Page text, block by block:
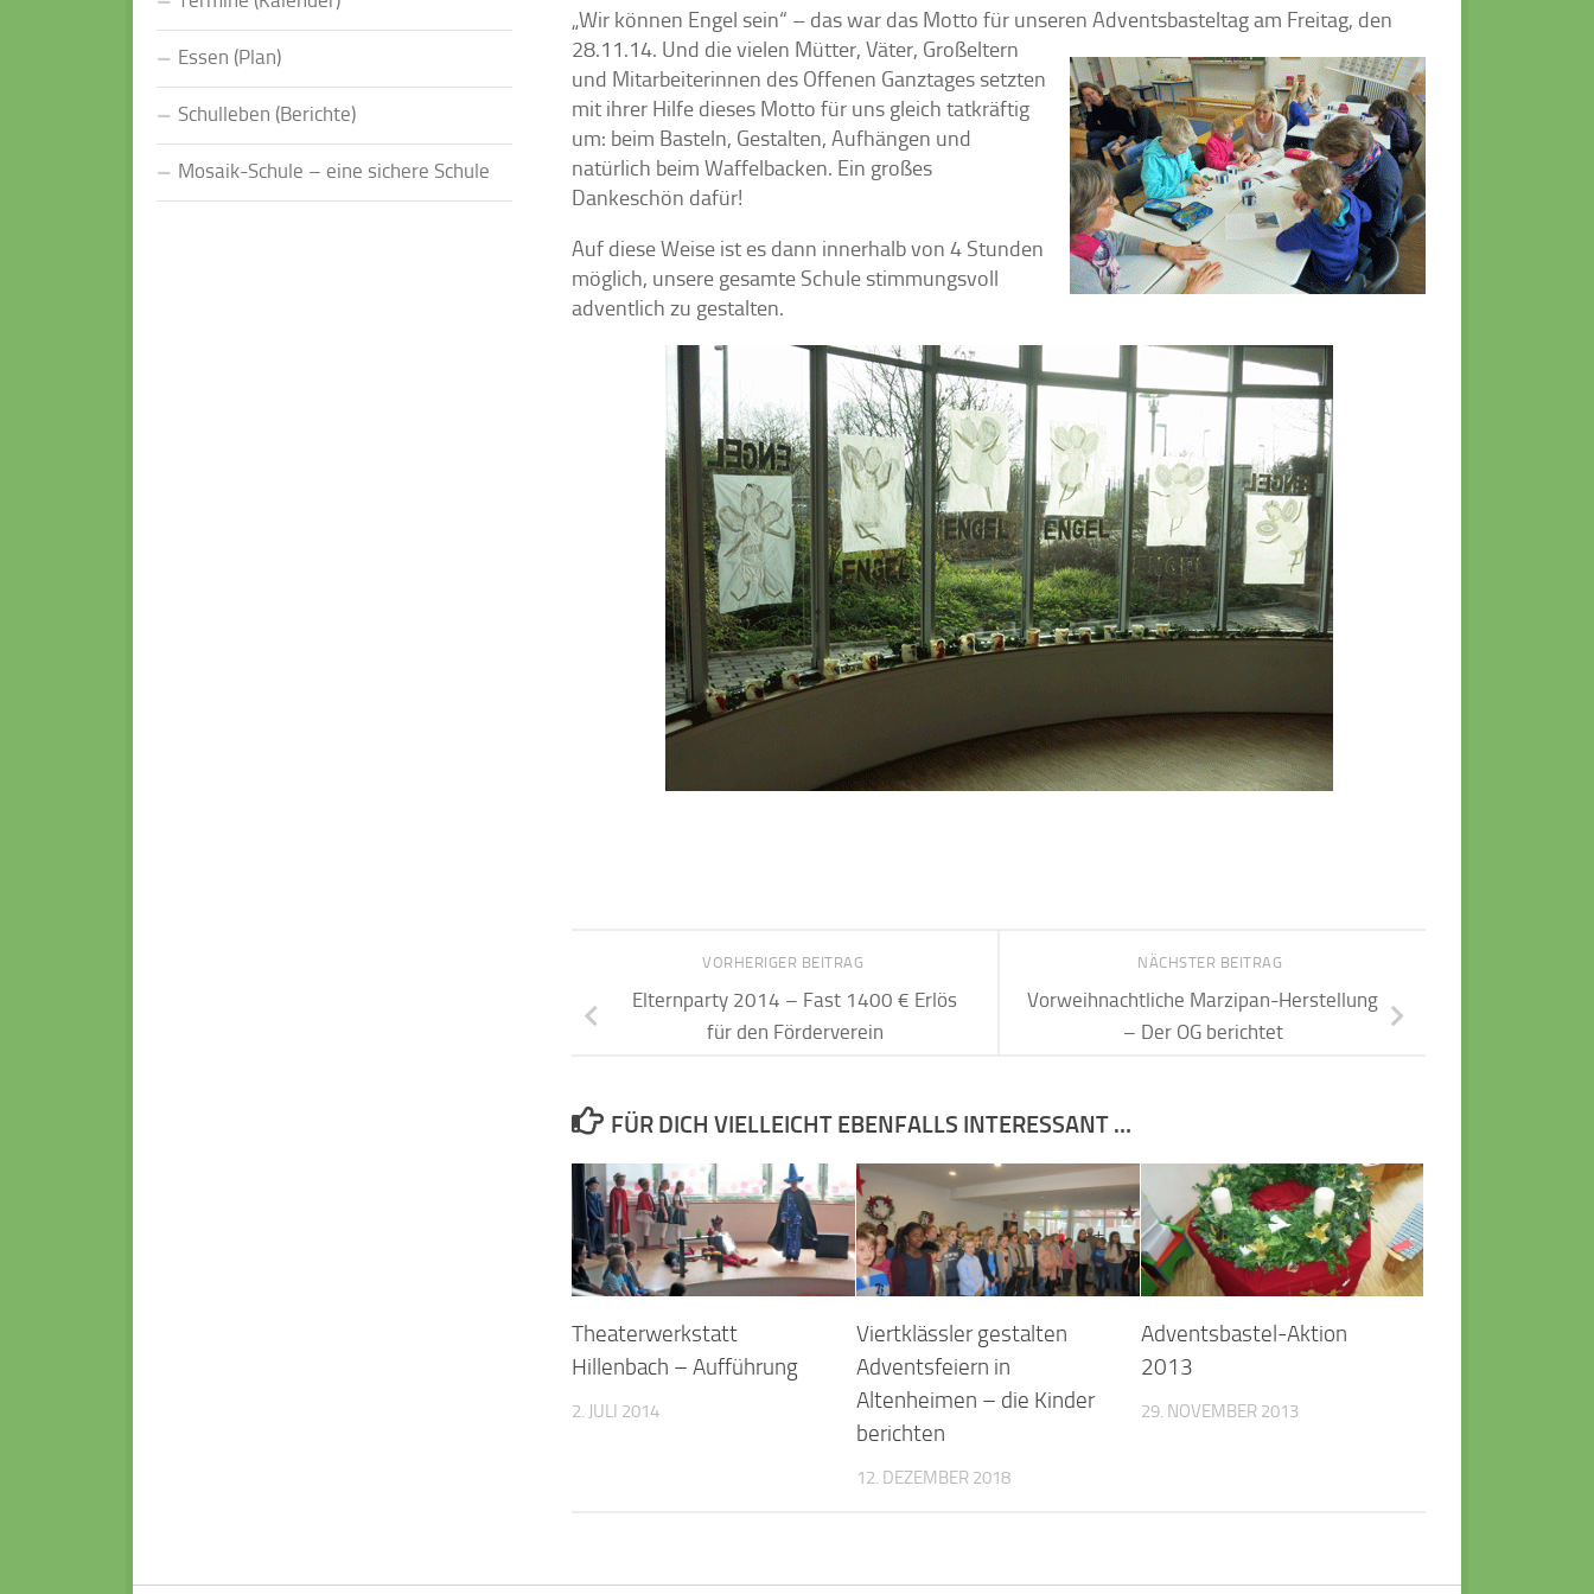
„Wir können Engel sein“ – das war das Motto für unseren Adventsbasteltag am Freitag, den
28.11.14. Und die vielen Mütter, Väter, Großeltern
und Mitarbeiterinnen des Offenen Ganztages setzten
mit ihrer Hilfe dieses Motto für uns gleich tatkräftig
um: beim Basteln, Gestalten, Aufhängen und
natürlich beim Waffelbacken. Ein großes
Dankeschön dafür!
Auf diese Weise ist es dann innerhalb von 4 Stunden
möglich, unsere gesamte Schule stimmungsvoll
adventlich zu gestalten.
NÄCHSTER BEITRAG
Vorweihnachtliche Marzipan-Herstellung
– Der OG berichtet
VORHERIGER BEITRAG
Elternparty 2014 – Fast 1400 € Erlös
für den Förderverein
FÜR DICH VIELLEICHT EBENFALLS INTERESSANT …
Theaterwerkstatt
Hillenbach – Aufführung
2. JULI 2014
Viertklässler gestalten
Adventsfeiern in
Altenheimen – die Kinder
berichten
12. DEZEMBER 2018
Adventsbastel-Aktion
2013
29. NOVEMBER 2013
Essen (Plan)
Schulleben (Berichte)
Mosaik-Schule – eine sichere Schule